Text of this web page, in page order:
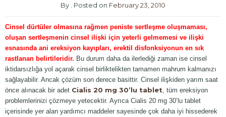
By Posted on February 23, 2010
Cinsel dürtüler olmasına rağmen peniste sertleşme oluşmaması,
oluşan sertleşmenin cinsel ilişki için yeterli gelmemesi ve ilişki
esnasında ani ereksiyon kayıpları, erektil disfonksiyonun en sık
rastlanan belirtileridir. Bu durum daha da ilerlediği zaman ise cinsel
iktidarsızlığa yol açarak cinsel birliktelikten tamamen mahrum kalmanızı
sağlayabilir. Ancak çözüm son derece basittir. Cinsel ilişkiden yarım saat
önce alınacak bir adet Cialis 20 mg 30’lu tablet , tüm ereksiyon
problemlerinizi çözmeye yetecektir. Ayrıca Cialis 20 mg 30’lu tablet
içerisinde yer alan yardımcı maddeler sayesinde çok daha iyi hissederek